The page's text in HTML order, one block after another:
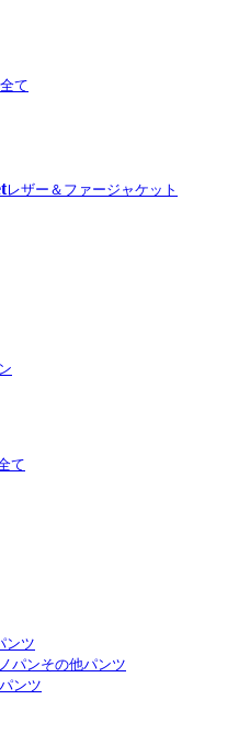
て
レザー＆ファージャケット
て
ンツ
パンその他パンツ
ンツ